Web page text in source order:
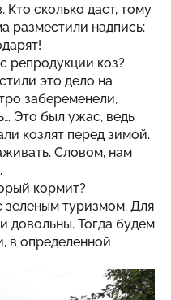
Кто сколько даст, тому
разместили надпись:
репродукции коз?
это дело на
забеременели,
Это был ужас, ведь
козлят перед зимой.
Словом, нам
кормит?
зеленым туризмом. Для
довольны. Тогда будем
в определенной